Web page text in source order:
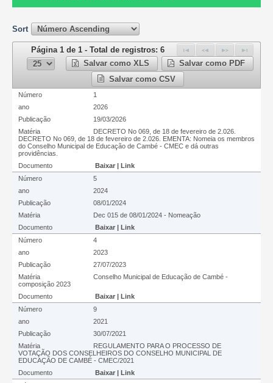
Sort
Página 1 de 1 - Total de registros: 6
Salvar como XLS
Salvar como PDF
Salvar como CSV
Número
1
ano
2026
Publicação
19/03/2026
Matéria
DECRETO No 069, de 18 de fevereiro de 2.026.
DECRETO No 069, de 18 de fevereiro de 2.026. EMENTA: Nomeia os membros
do Conselho Municipal de Educação de Cambé - CMEC e dá outras
providências.
Documento
Baixar | Link
Número
5
ano
2024
Publicação
08/01/2024
Matéria
Dec 015 de 08/01/2024 - Nomeação
Documento
Baixar | Link
Número
4
ano
2023
Publicação
27/07/2023
Matéria
Conselho Municipal de Educação de Cambé -
composição 2023
Documento
Baixar | Link
Número
9
ano
2021
Publicação
30/07/2021
Matéria
REGULAMENTO PARA O PROCESSO DE
VOTAÇÃO DOS CONSELHEIROS DO CONSELHO MUNICIPAL DE
EDUCAÇÃO DE CAMBÉ - CMEC/2021
Documento
Baixar | Link